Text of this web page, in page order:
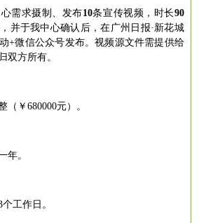
需求摄制、发布10条宣传视频，时长90
并于我中心确认后，在广州日报·新花城
+微信公众号发布。视频源文件需提供给
双方所有。
（￥680000元）。
年。
个工作日。